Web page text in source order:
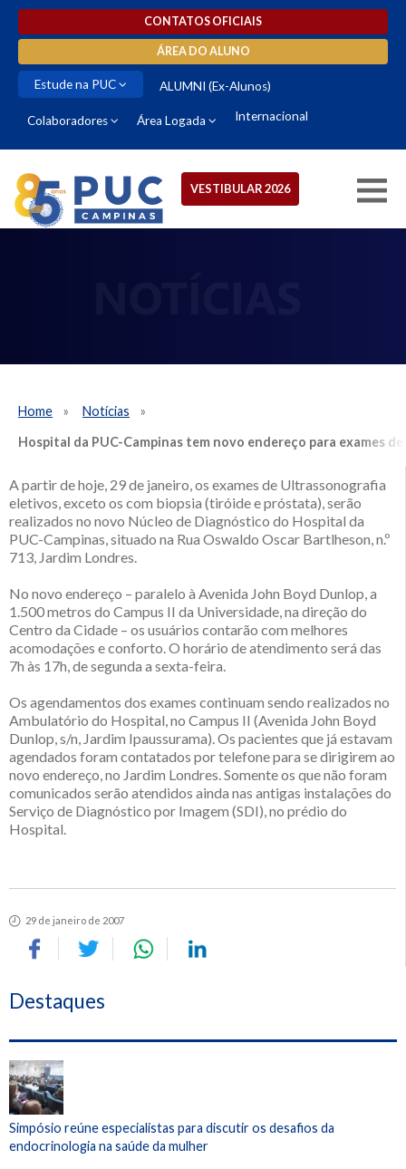
CONTATOS OFICIAIS
ÁREA DO ALUNO
Estude na PUC ALUMNI (Ex-Alunos)
Colaboradores Área Logada Internacional
VESTIBULAR 2026
Home
Notícias
Hospital da PUC-Campinas tem novo endereço para exames
A partir de hoje, 29 de janeiro, os exames de Ultrassonografia
eletivos, exceto os com biopsia (tiróide e próstata), serão
realizados no novo Núcleo de Diagnóstico do Hospital da
PUC-Campinas, situado na Rua Oswaldo Oscar Bartlheson, n.º
713, Jardim Londres.
No novo endereço – paralelo à Avenida John Boyd Dunlop, a
1.500 metros do Campus II da Universidade, na direção do
Centro da Cidade – os usuários contarão com melhores
acomodações e conforto. O horário de atendimento será das
7h às 17h, de segunda a sexta-feira.
Os agendamentos dos exames continuam sendo realizados no
Ambulatório do Hospital, no Campus II (Avenida John Boyd
Dunlop, s/n, Jardim Ipaussurama). Os pacientes que já estavam
agendados foram contatados por telefone para se dirigirem ao
novo endereço, no Jardim Londres. Somente os que não foram
comunicados serão atendidos ainda nas antigas instalações do
Serviço de Diagnóstico por Imagem (SDI), no prédio do
Hospital.
29 de janeiro de 2007
Destaques
Simpósio reúne especialistas para discutir os desafios da
endocrinologia na saúde da mulher